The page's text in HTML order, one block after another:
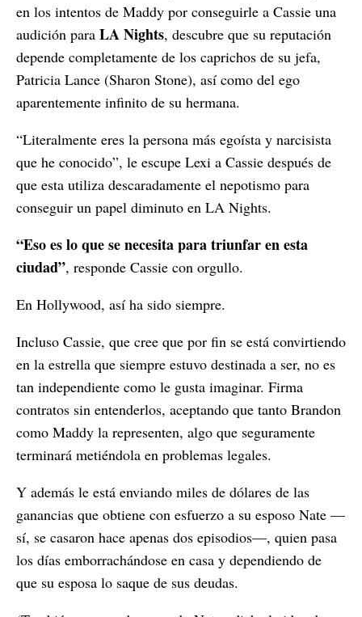
en los intentos de Maddy por conseguirle a Cassie una
audición para LA Nights, descubre que su reputación
depende completamente de los caprichos de su jefa,
Patricia Lance (Sharon Stone), así como del ego
aparentemente infinito de su hermana.
“Literalmente eres la persona más egoísta y narcisista
que he conocido”, le escupe Lexi a Cassie después de
que esta utiliza descaradamente el nepotismo para
conseguir un papel diminuto en LA Nights.
“Eso es lo que se necesita para triunfar en esta
ciudad”, responde Cassie con orgullo.
En Hollywood, así ha sido siempre.
Incluso Cassie, que cree que por fin se está convirtiendo
en la estrella que siempre estuvo destinada a ser, no es
tan independiente como le gusta imaginar. Firma
contratos sin entenderlos, aceptando que tanto Brandon
como Maddy la representen, algo que seguramente
terminará metiéndola en problemas legales.
Y además le está enviando miles de dólares de las
ganancias que obtiene con esfuerzo a su esposo Nate —
sí, se casaron hace apenas dos episodios—, quien pasa
los días emborrachándose en casa y dependiendo de
que su esposa lo saque de sus deudas.